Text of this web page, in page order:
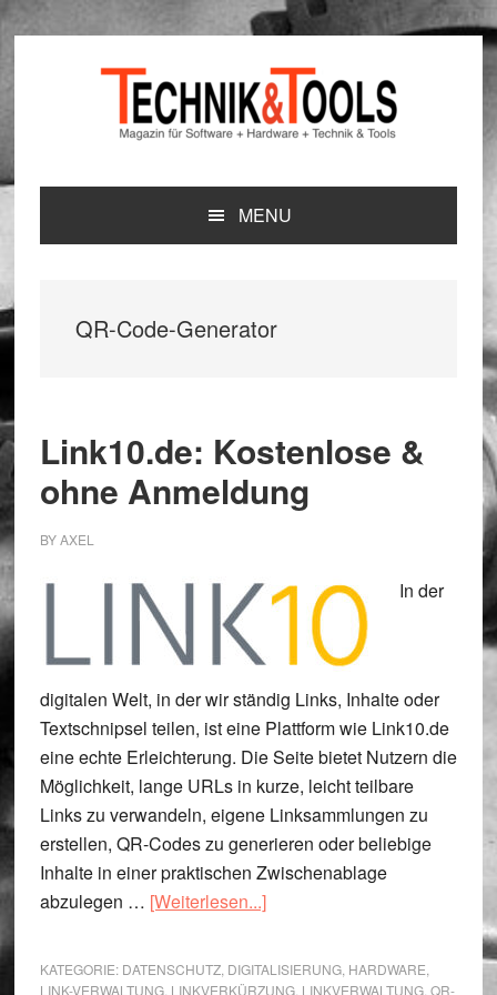
Zur
Hauptnavigation
Zum
Inhalt
Zur
Seitenspalte
MENU
QR-Code-Generator
Link10.de: Kostenlose &
ohne Anmeldung
BYAXEL
In der
digitalen Welt, in der wir ständig Links, Inhalte oder
Textschnipsel teilen, ist eine Plattform wie Link10.de
eine echte Erleichterung. Die Seite bietet Nutzern die
Möglichkeit, lange URLs in kurze, leicht teilbare
Links zu verwandeln, eigene Linksammlungen zu
erstellen, QR-Codes zu generieren oder beliebige
Inhalte in einer praktischen Zwischenablage
abzulegen … [Weiterlesen...]ÜberLink10.de:
ohne
KATEGORIE: DATENSCHUTZ, DIGITALISIERUNG, HARDWARE
LINK-VERWALTUNG, LINKVERKÜRZUNG, LINKVERWALTUNG, QR-